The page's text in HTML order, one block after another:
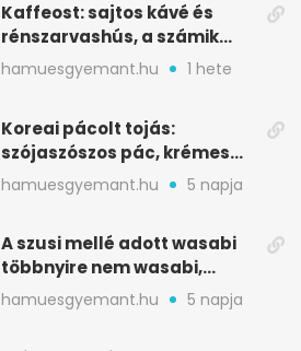
Kaffeost: sajtos kávé és
rénszarvashús, a számik
melegítő itala
hamuesgyemant.hu 1 hete
Koreai pácolt tojás:
szójaszószos pác, krémes
sárgája, pár óra alatt
hamuesgyemant.hu 5 napja
A szusi mellé adott wasabi
többnyire nem wasabi,
hanem fűszerkeverék
hamuesgyemant.hu 5 napja